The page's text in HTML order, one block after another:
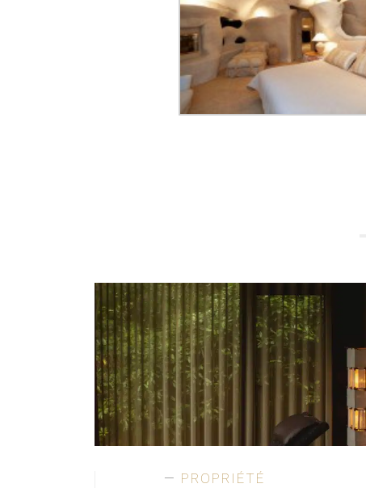
PROPRIÉTÉ